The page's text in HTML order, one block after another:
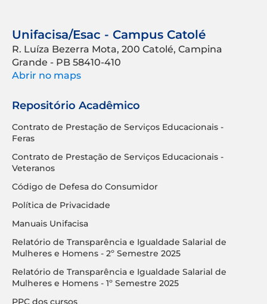
Unifacisa/Esac - Campus Catolé
R. Luíza Bezerra Mota, 200 Catolé, Campina
Grande - PB 58410-410
Abrir no maps
Repositório Acadêmico
Contrato de Prestação de Serviços Educacionais -
Feras
Contrato de Prestação de Serviços Educacionais -
Veteranos
Código de Defesa do Consumidor
Política de Privacidade
Manuais Unifacisa
Relatório de Transparência e Igualdade Salarial de
Mulheres e Homens - 2º Semestre 2025
Relatório de Transparência e Igualdade Salarial de
Mulheres e Homens - 1º Semestre 2025